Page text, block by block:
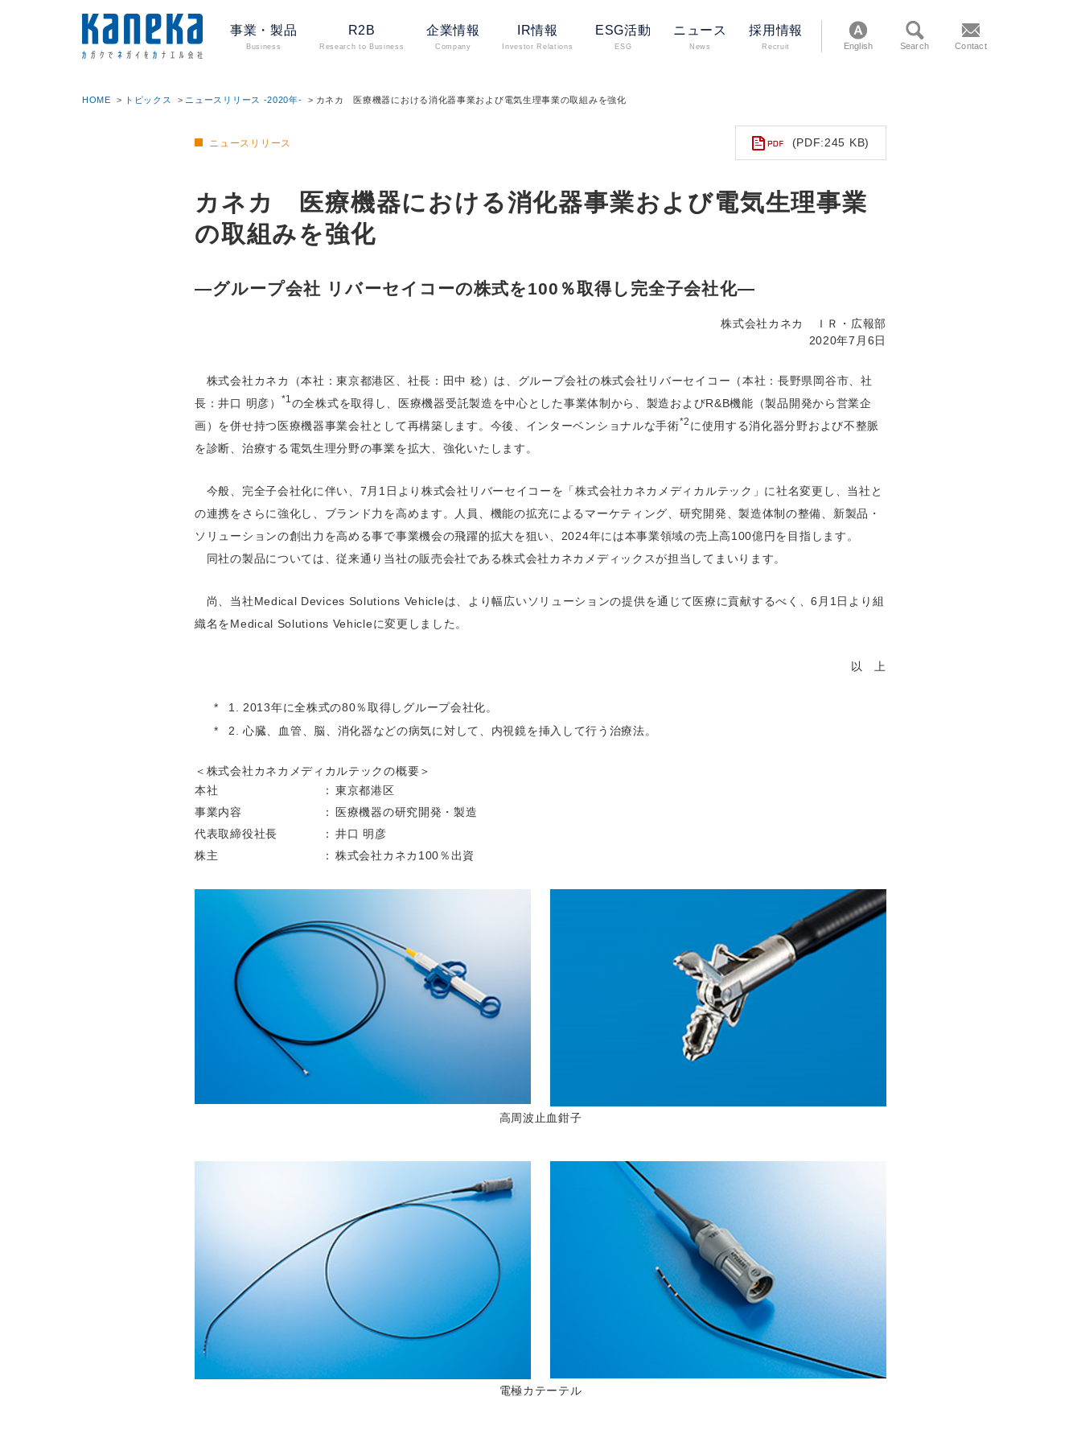
事業・製品
Business
R2B
Research to Business
企業情報
Company
IR情報
Investor Relations
ESG活動
ESG
ニュース
News
採用情報
Recruit English Contact
Search
HOME トピックス ニュースリリース -2020年- カネカ 医療機器における消化器事業および電気生理事業の取組みを強化
ニュースリリース (PDF:245 KB)
カネカ 医療機器における消化器事業および電気生理事業
の取組みを強化
—グループ会社 リバーセイコーの株式を100％取得し完全子会社化—
株式会社カネカ ＩＲ・広報部
2020年7月6日
株式会社カネカ（本社：東京都港区、社長：田中 稔）は、グループ会社の株式会社リバーセイコー（本社：長野県岡谷市、社
長：井口 明彦）
*1 の全株式を取得し、医療機器受託製造を中心とした事業体制から、製造およびR&B機能（製品開発から営業企
画）を併せ持つ医療機器事業会社として再構築します。今後、インターベンショナルな手術*2 に使用する消化器分野および不整脈
を診断、治療する電気生理分野の事業を拡大、強化いたします。
今般、完全子会社化に伴い、7月1日より株式会社リバーセイコーを「株式会社カネカメディカルテック」に社名変更し、当社と
の連携をさらに強化し、ブランド力を高めます。人員、機能の拡充によるマーケティング、研究開発、製造体制の整備、新製品・
ソリューションの創出力を高める事で事業機会の飛躍的拡大を狙い、2024年には本事業領域の売上高100億円を目指します。
同社の製品については、従来通り当社の販売会社である株式会社カネカメディックスが担当してまいります。
尚、当社Medical Devices Solutions Vehicleは、より幅広いソリューションの提供を通じて医療に貢献するべく、6月1日より組
織名をMedical Solutions Vehicleに変更しました。
以 上
2013年に全株式の80％取得しグループ会社化。
心臓、血管、脳、消化器などの病気に対して、内視鏡を挿入して行う治療法。
＜株式会社カネカメディカルテックの概要＞
本社
東京都港区
事業内容
医療機器の研究開発・製造
代表取締役社長
井口 明彦
株主
株式会社カネカ100％出資
高周波止血鉗子
電極カテーテル